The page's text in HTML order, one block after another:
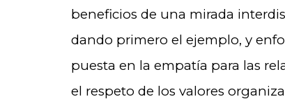
beneficios de una mirada
dando primero el ejemplo, y
puesta en la empatía para las
el respeto de los valores